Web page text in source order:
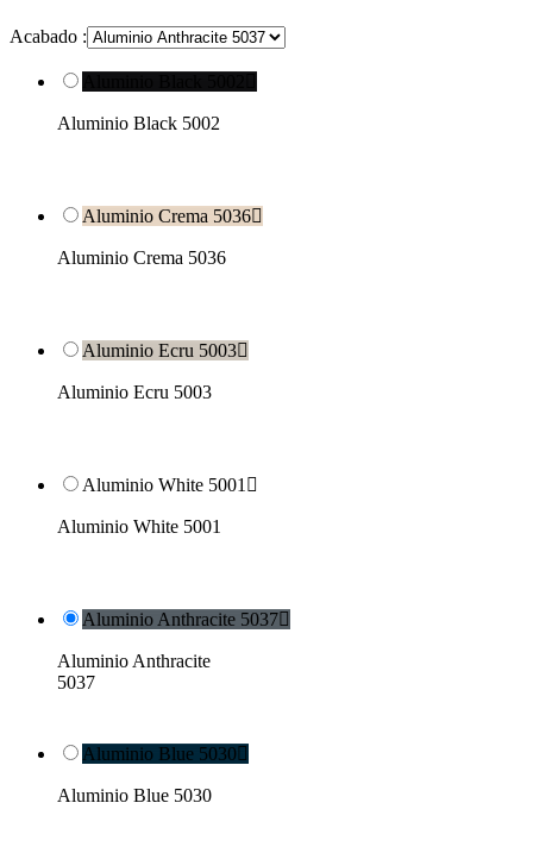
Acabado :
Aluminio Black 5002
Aluminio Crema 5036
Aluminio Crema 5036
Aluminio Ecru 5003
Aluminio Ecru 5003
Aluminio White 5001 
Aluminio White 5001
Aluminio Anthracite 5037
Aluminio Anthracite
5037
Aluminio Blue 5030
Aluminio Blue 5030